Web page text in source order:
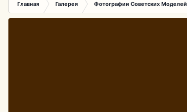
Главная Галерея Фотографии Советских Моделей